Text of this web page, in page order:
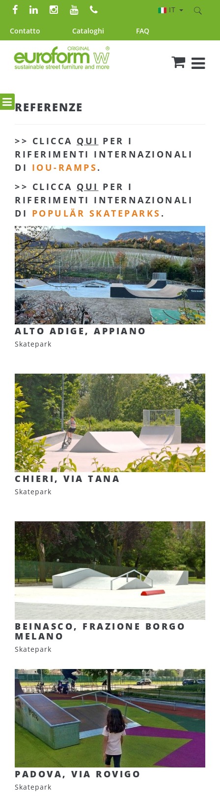
Contatto Cataloghi FAQ
IT
REFERENZE
>> CLICCA QUI PER I
RIFERIMENTI INTERNAZIONALI
DI IOU-RAMPS.
>> CLICCA QUI PER I
RIFERIMENTI INTERNAZIONALI
DI POPULÄR SKATEPARKS .
ALTO ADIGE, APPIANO
Skatepark
CHIERI, VIA TANA
Skatepark
BEINASCO, FRAZIONE BORGO
MELANO
Skatepark
PADOVA, VIA ROVIGO
Skatepark